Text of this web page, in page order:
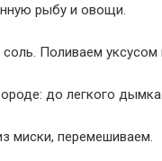
рыбу и овощи.
Поливаем
до легкого дымка.
миски, перемешиваем.